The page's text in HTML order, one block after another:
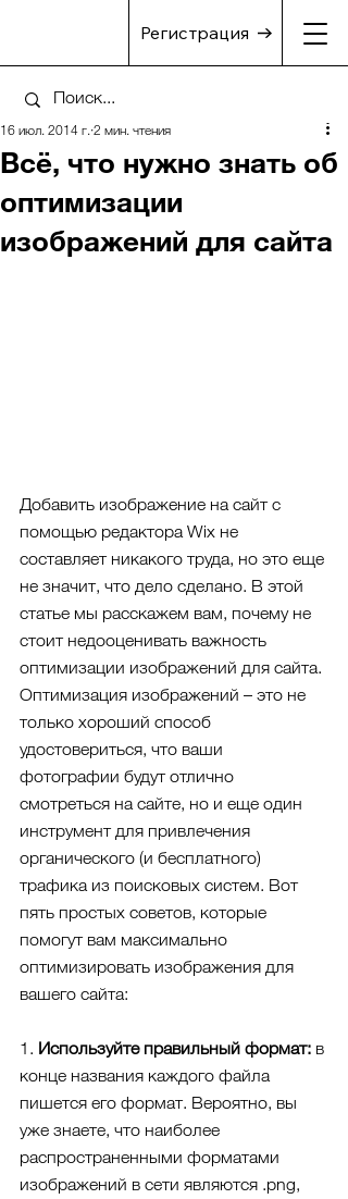
Регистрация
Всё, что нужно знать об
оптимизации
изображений для сайта
16 июл. 2014 г. 2 мин. чтения
Добавить изображение на сайт с
помощью редактора Wix не
составляет никакого труда, но это еще
не значит, что дело сделано. В этой
статье мы расскажем вам, почему не
стоит недооценивать важность
оптимизации изображений для сайта.
Оптимизация изображений – это не
только хороший способ
удостовериться, что ваши
фотографии будут отлично
смотреться на сайте, но и еще один
инструмент для привлечения
органического (и бесплатного)
трафика из поисковых систем. Вот
пять простых советов, которые
помогут вам максимально
оптимизировать изображения для
вашего сайта:
1. Используйте правильный формат: в
конце названия каждого файла
пишется его формат. Вероятно, вы
уже знаете, что наиболее
распространенными форматами
изображений в сети являются .png,